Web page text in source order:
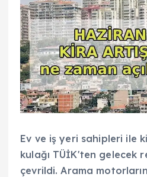
Ev ve iş yeri sahipleri ile
kulağı TÜİK'ten gelecek
çevrildi. Arama